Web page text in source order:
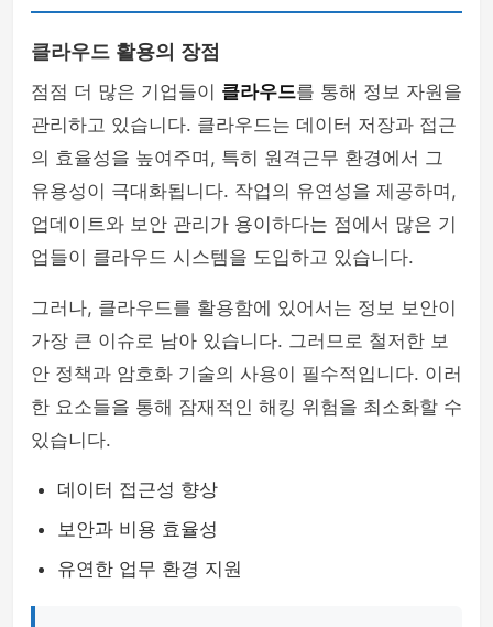
클라우드 활용의 장점
점점 더 많은 기업들이 클라우드를 통해 정보 자원을
관리하고 있습니다. 클라우드는 데이터 저장과 접근
의 효율성을 높여주며, 특히 원격근무 환경에서 그
유용성이 극대화됩니다. 작업의 유연성을 제공하며,
업데이트와 보안 관리가 용이하다는 점에서 많은 기
업들이 클라우드 시스템을 도입하고 있습니다.
그러나, 클라우드를 활용함에 있어서는 정보 보안이
가장 큰 이슈로 남아 있습니다. 그러므로 철저한 보
안 정책과 암호화 기술의 사용이 필수적입니다. 이러
한 요소들을 통해 잠재적인 해킹 위험을 최소화할 수
있습니다.
데이터 접근성 향상
보안과 비용 효율성
유연한 업무 환경 지원